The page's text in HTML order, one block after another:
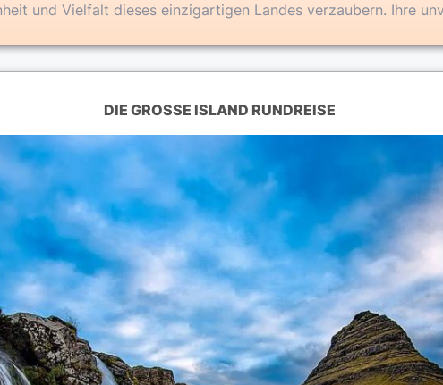
und Vielfalt dieses einzigartigen Landes verzaubern. Ihre
DIE GROSSE ISLAND RUNDREISE